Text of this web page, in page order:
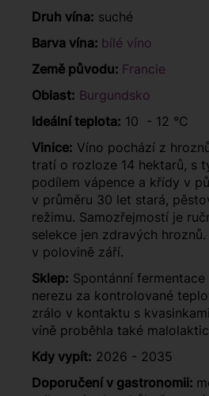
Druh vína: suché
Barva vína: bílé víno
Země původu: Francie
Oblast: Burgundsko
Ideální teplota: 10 - 12 °C
Vinice: Víno pochází z
tratí o rozloze 14 hektarů, s
podílem vápence a křídy v
v průměru 30 let stará,
režimu. Samozřejmostí je
selekce jen zdravých
v polovině září.
Sklep: Spontánní
nerezu za kontrolované
zrálo v kontaktu s
víně proběhla také
Kdy vypít: 2026 - 2035
Doporučení v gastronomii: